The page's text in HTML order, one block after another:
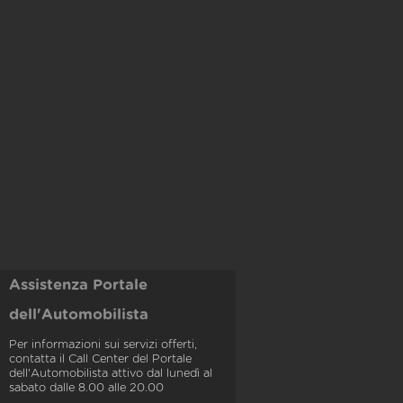
Assistenza Portale
dell'Automobilista
Per informazioni sui servizi offerti,
contatta il Call Center del Portale
dell'Automobilista attivo dal lunedì al
sabato dalle 8.00 alle 20.00